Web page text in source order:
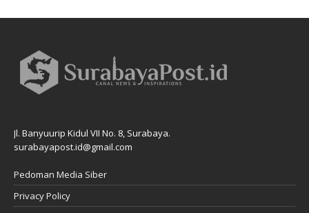
Jl. Banyuurip Kidul VII No. 8, Surabaya.
surabayapost.id@gmail.com
Pedoman Media Siber
Privacy Policy